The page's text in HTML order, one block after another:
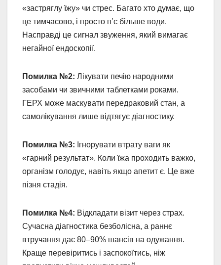
«застряглу їжу» чи стрес. Багато хто думає, що
це тимчасово, і просто п’є більше води.
Насправді це сигнал звуження, який вимагає
негайної ендоскопії.
Помилка №2: Лікувати печію народними
засобами чи звичними таблетками роками.
ГЕРХ може маскувати передраковий стан, а
самолікування лише відтягує діагностику.
Помилка №3: Ігнорувати втрату ваги як
«гарний результат». Коли їжа проходить важко,
організм голодує, навіть якщо апетит є. Це вже
пізня стадія.
Помилка №4: Відкладати візит через страх.
Сучасна діагностика безболісна, а раннє
втручання дає 80–90% шансів на одужання.
Краще перевіритись і заспокоїтись, ніж